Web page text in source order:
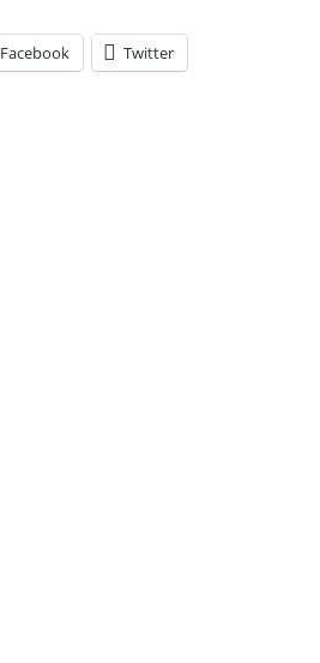
Facebook Twitter